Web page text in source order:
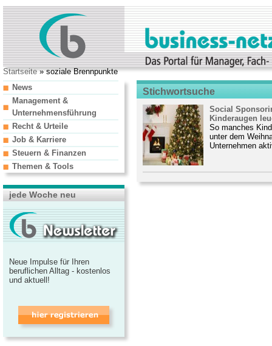
Startseite» soziale Brennpunkte
Stichwortsuche
Social
Kinderaugen
So manches
unter dem
Unternehmen
News
Management &
Unternehmensführung
Recht & Urteile
Job & Karriere
Steuern & Finanzen
Themen & Tools
jede Woche neu
Neue Impulse für Ihren
beruflichen Alltag - kostenlos
und aktuell!